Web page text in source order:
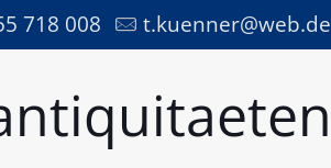
718 008 t.kuenner@web.de